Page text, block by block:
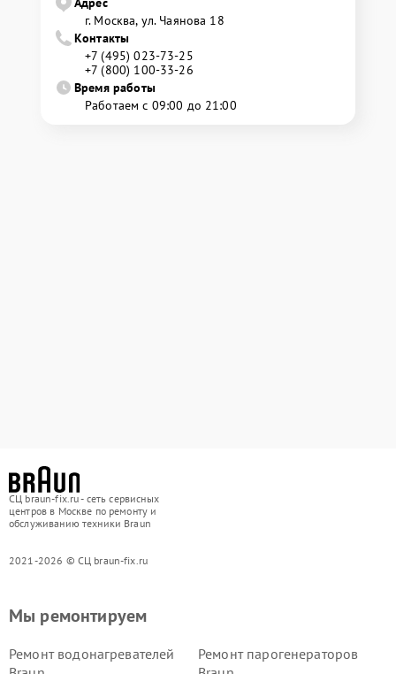
г. Москва, ул. Чаянова 18
Контакты
+7 (495) 023-73-25
+7 (800) 100-33-26
Время работы
Работаем с 09:00 до 21:00
СЦ braun-fix.ru - сеть сервисных
центров в Москве по ремонту и
обслуживанию техники Braun
2021-2026 © СЦ braun-fix.ru
Мы ремонтируем
Ремонт водонагревателей
Ремонт парогенераторов